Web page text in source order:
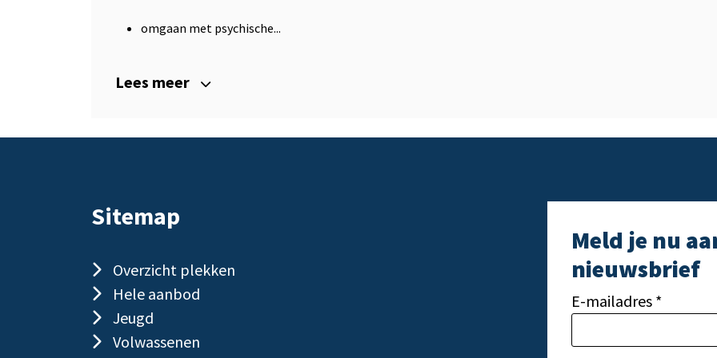
omgaan met psychische...
Lees meer
Sitemap
Overzicht plekken
Hele aanbod
Jeugd
Volwassenen
Meld je nu
nieuwsbrief
E-mailadres *